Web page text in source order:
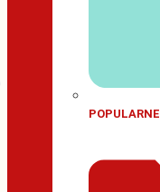
POPULARNE